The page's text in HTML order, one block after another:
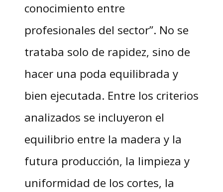
conocimiento entre
profesionales del sector”. No se
trataba solo de rapidez, sino de
hacer una poda equilibrada y
bien ejecutada. Entre los criterios
analizados se incluyeron el
equilibrio entre la madera y la
futura producción, la limpieza y
uniformidad de los cortes, la